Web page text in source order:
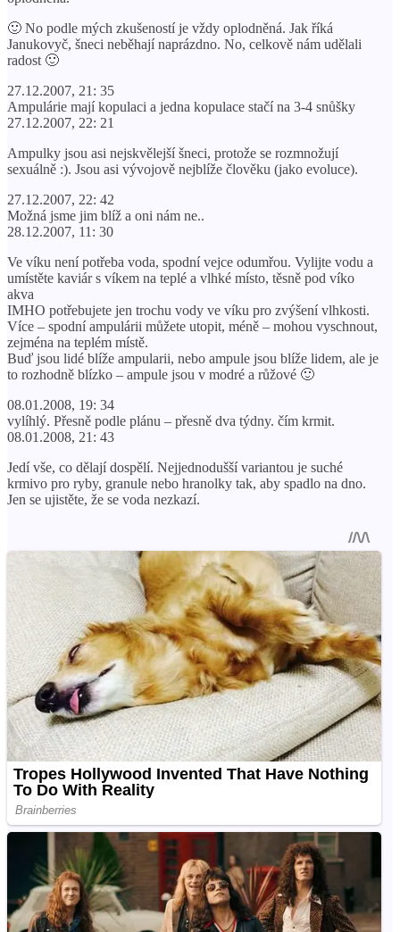
🙂 No podle mých zkušeností je vždy oplodněná. Jak říká
Janukovyč, šneci neběhají naprázdno. No, celkově nám udělali
radost 🙂
27.12.2007, 21: 35
Ampulárie mají kopulaci a jedna kopulace stačí na 3-4 snůšky
27.12.2007, 22: 21
Ampulky jsou asi nejskvělejší šneci, protože se rozmnožují
sexuálně :). Jsou asi vývojově nejblíže člověku (jako evoluce).
27.12.2007, 22: 42
Možná jsme jim blíž a oni nám ne..
28.12.2007, 11: 30
Ve víku není potřeba voda, spodní vejce odumřou. Vylijte vodu a
umístěte kaviár s víkem na teplé a vlhké místo, těsně pod víko
akva
IMHO potřebujete jen trochu vody ve víku pro zvýšení vlhkosti.
Více – spodní ampulárii můžete utopit, méně – mohou vyschnout,
zejména na teplém místě.
Buď jsou lidé blíže ampularii, nebo ampule jsou blíže lidem, ale je
to rozhodně blízko – ampule jsou v modré a růžové 🙂
08.01.2008, 19: 34
vylíhlý. Přesně podle plánu – přesně dva týdny. čím krmit.
08.01.2008, 21: 43
Jedí vše, co dělají dospělí. Nejjednodušší variantou je suché
krmivo pro ryby, granule nebo hranolky tak, aby spadlo na dno.
Jen se ujistěte, že se voda nezkazí.